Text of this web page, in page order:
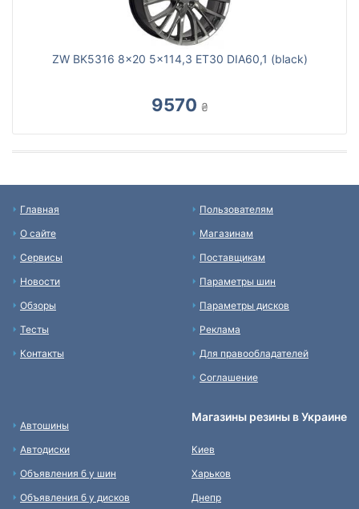
ZW BK5316 8x20 5x114,3 ET30 DIA60,1 (black)
9570 ₴
Главная
О сайте
Сервисы
Новости
Обзоры
Тесты
Контакты
Пользователям
Магазинам
Поставщикам
Параметры шин
Параметры дисков
Реклама
Для правообладателей
Соглашение
Автошины
Автодиски
Объявления б у шин
Объявления б у дисков
Магазины резины в Украине
Киев
Харьков
Днепр